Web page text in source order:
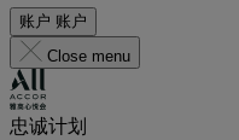
账户 账户
Close menu
忠诚计划